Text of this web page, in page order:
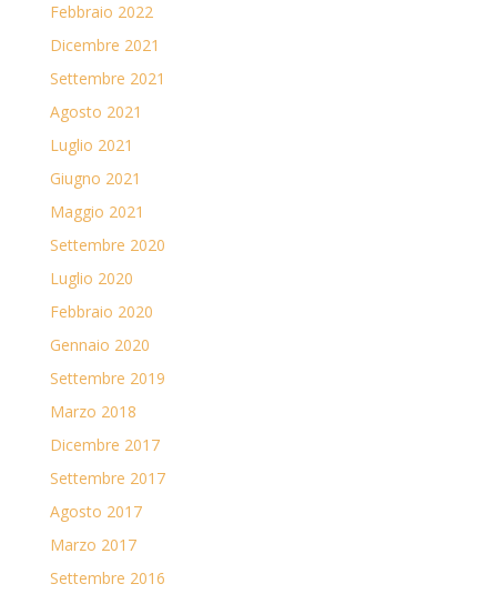
Febbraio 2022
Dicembre 2021
Settembre 2021
Agosto 2021
Luglio 2021
Giugno 2021
Maggio 2021
Settembre 2020
Luglio 2020
Febbraio 2020
Gennaio 2020
Settembre 2019
Marzo 2018
Dicembre 2017
Settembre 2017
Agosto 2017
Marzo 2017
Settembre 2016